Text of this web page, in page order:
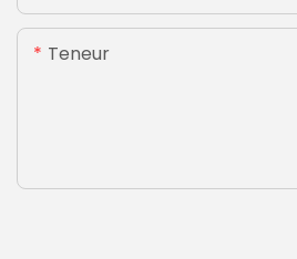
Teneur